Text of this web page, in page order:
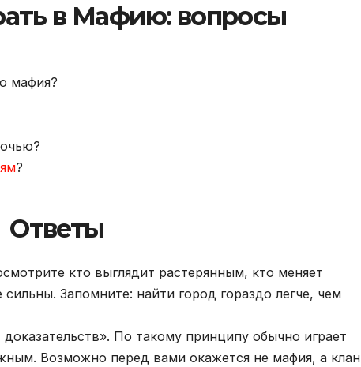
в Мафию: вопросы
мафия?
?
Ответы
кто выглядит растерянным, кто меняет
сильны. Запомните: найти город гораздо легче, чем
По такому принципу обычно играет
Возможно перед вами окажется не мафия, а клан